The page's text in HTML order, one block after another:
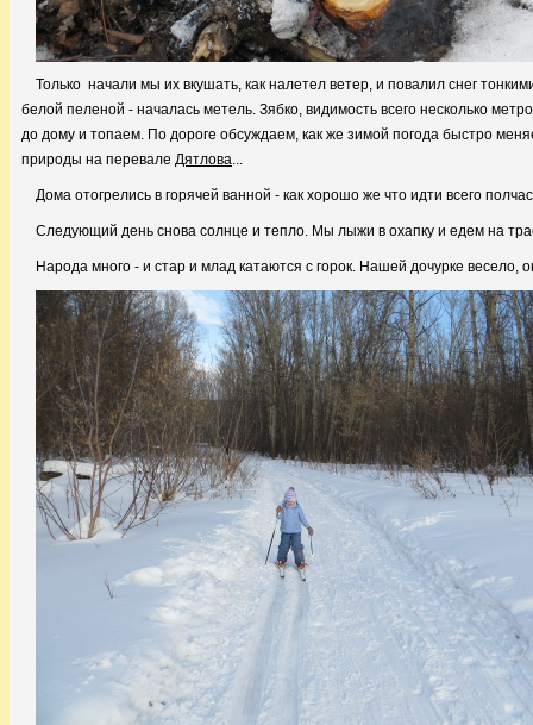
Только начали мы их вкушать, как налетел ветер, и повалил снег
белой пеленой - началась метель. Зябко, видимость всего несколько
до дому и топаем. По дороге обсуждаем, как же зимой погода быстро
природы на перевале Дятлова...
Дома отогрелись в горячей ванной - как хорошо же что идти всего
Следующий день снова солнце и тепло. Мы лыжи в охапку и едем на
Народа много - и стар и млад катаются с горок. Нашей дочурке весело,